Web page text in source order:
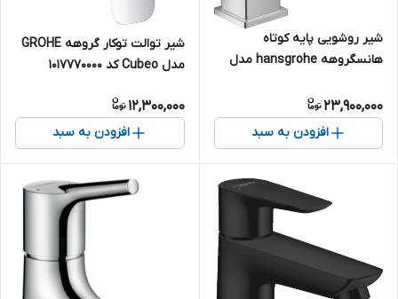
شیر روشویی پایه کوتاه
هانسگروهه hansgrohe مدل
23,900,000
افزودن به سبد
شیر توالت توکار گروهه GROHE
مدل Cubeo کد 1017770000
12,300,000
افزودن به سبد